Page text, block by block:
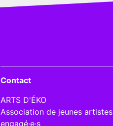
Contact
ARTS D'ÉKO
Association de jeunes artistes
engagé·e·s